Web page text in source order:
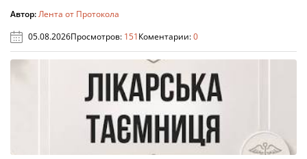
Автор:Лента от Протокола
05.08.2026Просмотров: 151Коментарии:0